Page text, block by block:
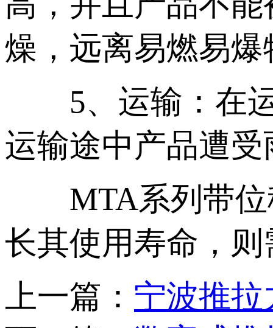
燥，远离易燃易
5、运输：在运
运输途中产品遭
MTA系列带位
长其使用寿命，
上一篇： 宁波推